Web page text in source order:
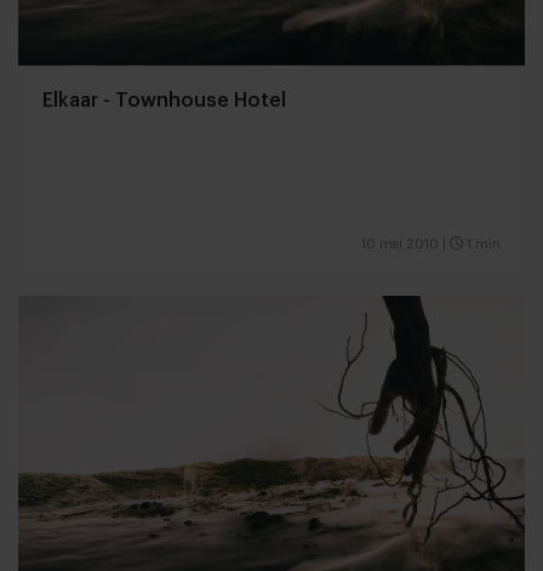
Elkaar - Townhouse Hotel
10 mei 2010 1 min